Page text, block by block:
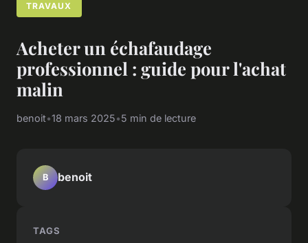
TRAVAUX
Acheter un échafaudage
professionnel : guide pour l'achat
malin
benoit•18 mars 2025•5 min de lecture
B benoit
TAGS